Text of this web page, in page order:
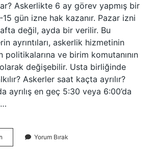
Askerlikte 6 ay görev yapmış bir
gün izne hak kazanır. Pazar izni
değil, ayda bir verilir. Bu
ayrıntıları, askerlik hizmetinin
politikalarına ve birim komutanının
değişebilir. Usta birliğinde
Askerler saat kaçta ayrılır?
ayrılış en geç 5:30 veya 6:00’da
Birliğinde
Yorum Bırak